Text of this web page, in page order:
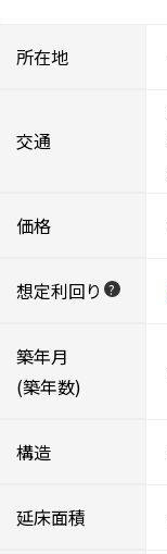
所在地
交通
価格
想定利回り ?
築年月
(築年数)
構造
延床面積